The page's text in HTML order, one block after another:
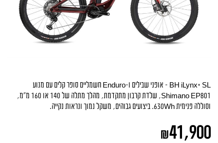
BH iLynx+ SL – אופני שבילים ו-Enduro חשמליים סופר קלים עם מנוע
Shimano EP801, שלדת קרבון מתקדמת, מהלך מתלה של 140 או 160 מ״מ,
וסוללה פנימית 630Wh. ביצועים גבוהים, משקל נמוך ונראות נקייה.
₪41,900